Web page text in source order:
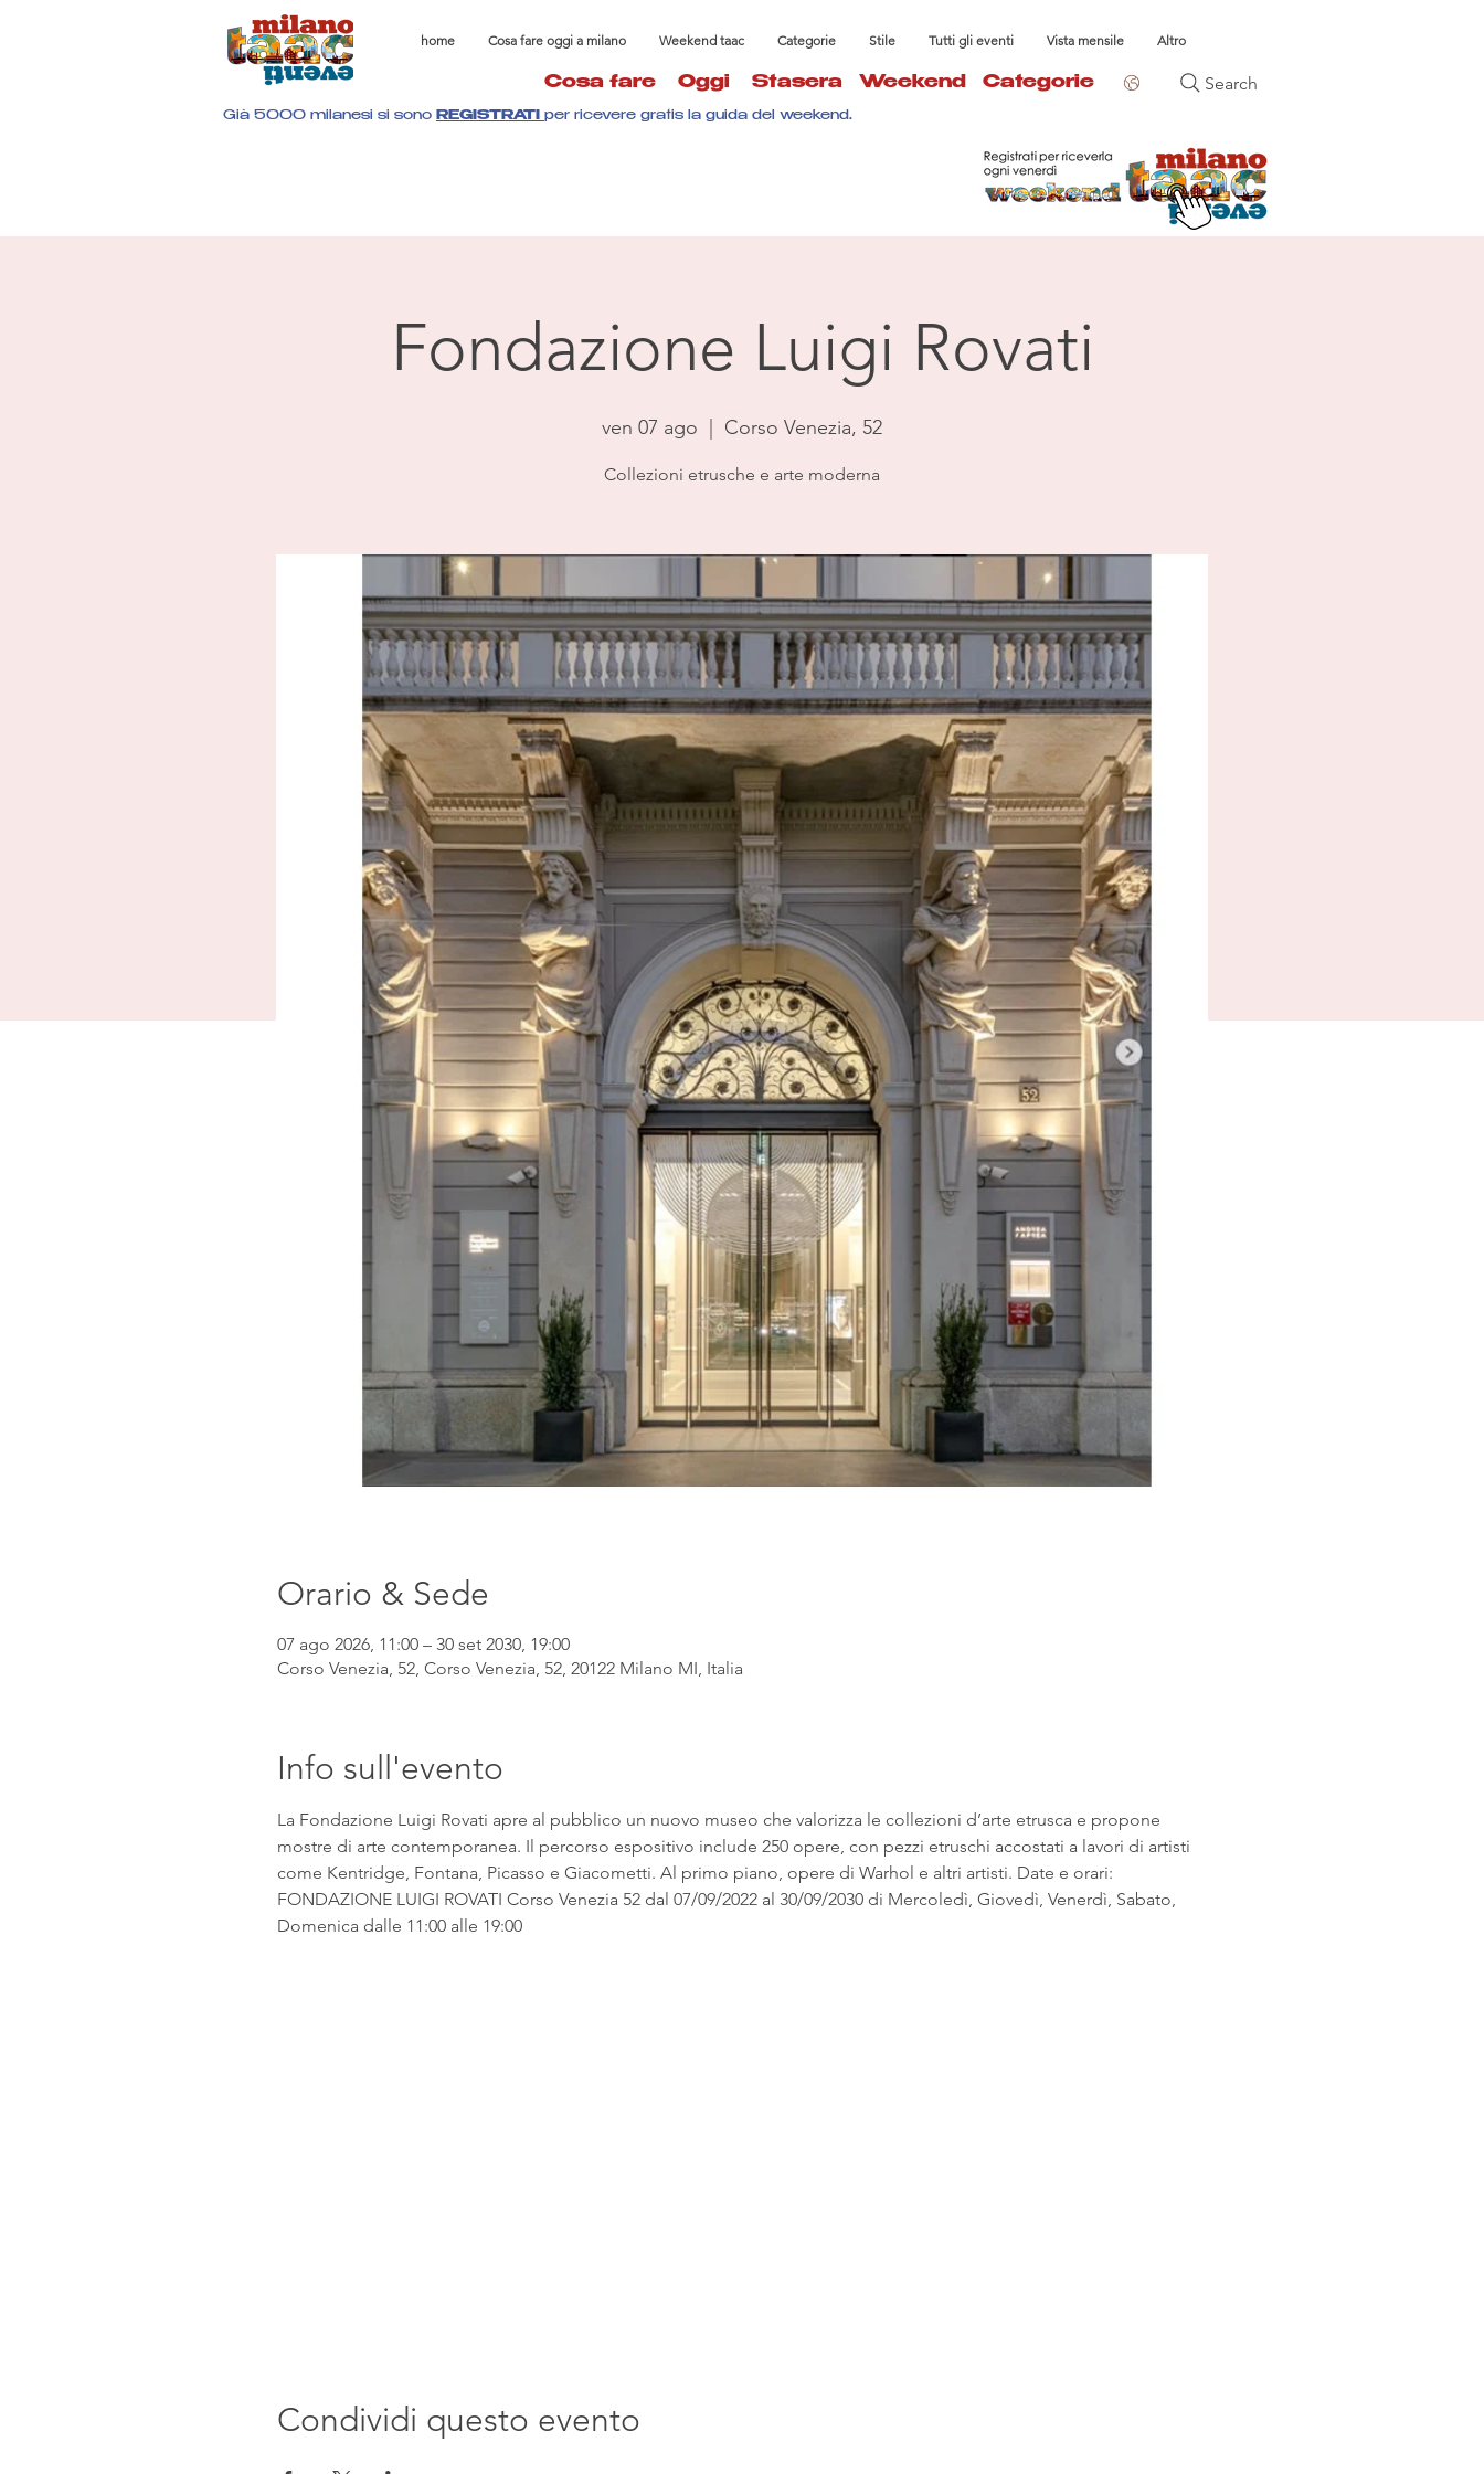
home Cosa fare oggi a milano Weekend taac Categorie Stile Tutti gli eventi Vista mensile Altro
Cosa fare Oggi Stasera Weekend Categorie Search
Già 5000 milanesi si sono REGISTRATI per ricevere gratis la guida del weekend.
Fondazione Luigi Rovati
ven 07 ago Corso Venezia, 52
Collezioni etrusche e arte moderna
Orario & Sede
07 ago 2026, 11:00 – 30 set 2030, 19:00
Corso Venezia, 52, Corso Venezia, 52, 20122 Milano MI, Italia
Info sull'evento
La Fondazione Luigi Rovati apre al pubblico un nuovo museo che valorizza le collezioni d’arte etrusca e propone
mostre di arte contemporanea. Il percorso espositivo include 250 opere, con pezzi etruschi accostati a lavori di artisti
come Kentridge, Fontana, Picasso e Giacometti. Al primo piano, opere di Warhol e altri artisti. Date e orari:
FONDAZIONE LUIGI ROVATI Corso Venezia 52 dal 07/09/2022 al 30/09/2030 di Mercoledì, Giovedì, Venerdì, Sabato,
Domenica dalle 11:00 alle 19:00
Condividi questo evento